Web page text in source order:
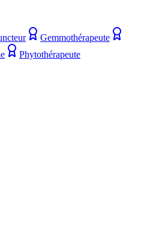
Gemmothérapeute
Phytothérapeute